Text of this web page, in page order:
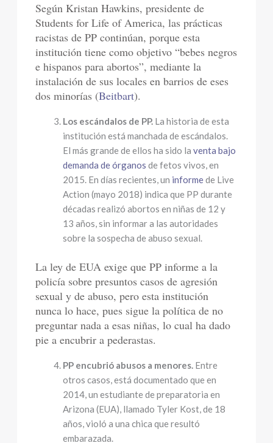
Según Kristan Hawkins, presidente de
Students for Life of America, las prácticas
racistas de PP continúan, porque esta
institución tiene como objetivo “bebes negros
e hispanos para abortos”, mediante la
instalación de sus locales en barrios de eses
dos minorías (Beitbart).
Los escándalos de PP. La historia de esta
institución está manchada de escándalos.
El más grande de ellos ha sido laventa bajo
demanda de órganos de fetos vivos, en
2015. En días recientes, un informede Live
Action (mayo 2018) indica que PP durante
décadas realizó abortos en niñas de 12 y
13 años, sin informar a las autoridades
sobre la sospecha de abuso sexual.
La ley de EUA exige que PP informe a la
policía sobre presuntos casos de agresión
sexual y de abuso, pero esta institución
nunca lo hace, pues sigue la política de no
preguntar nada a esas niñas, lo cual ha dado
pie a encubrir a pederastas.
PP encubrió abusos a menores. Entre
otros casos, está documentado que en
2014, un estudiante de preparatoria en
Arizona (EUA), llamado Tyler Kost, de 18
años, violó a una chica que resultó
embarazada.